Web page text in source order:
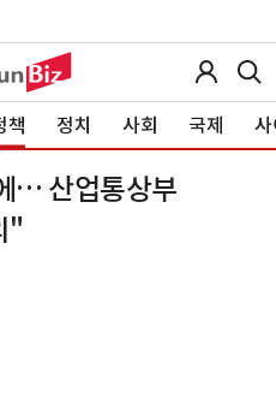
책 정치 사회 국제 사
… 산업통상부
"